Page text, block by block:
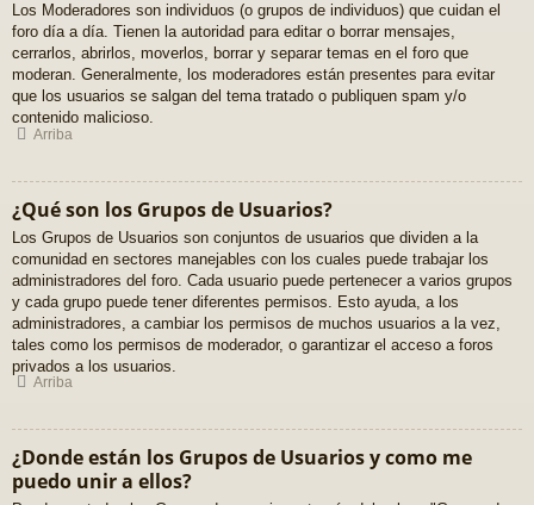
Los Moderadores son individuos (o grupos de individuos) que cuidan el
foro día a día. Tienen la autoridad para editar o borrar mensajes,
cerrarlos, abrirlos, moverlos, borrar y separar temas en el foro que
moderan. Generalmente, los moderadores están presentes para evitar
que los usuarios se salgan del tema tratado o publiquen spam y/o
contenido malicioso.
Arriba
¿Qué son los Grupos de Usuarios?
Los Grupos de Usuarios son conjuntos de usuarios que dividen a la
comunidad en sectores manejables con los cuales puede trabajar los
administradores del foro. Cada usuario puede pertenecer a varios grupos
y cada grupo puede tener diferentes permisos. Esto ayuda, a los
administradores, a cambiar los permisos de muchos usuarios a la vez,
tales como los permisos de moderador, o garantizar el acceso a foros
privados a los usuarios.
Arriba
¿Donde están los Grupos de Usuarios y como me
puedo unir a ellos?